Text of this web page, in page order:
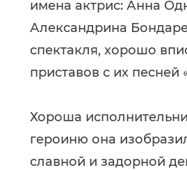
имена актрис: Анна
Александрина
спектакля, хорошо
приставов с их
Хороша
героиню она
славной и задорной